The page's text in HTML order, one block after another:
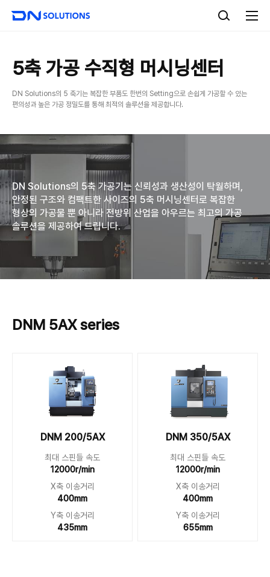
D
N
u
t
i
o
n
전
5축 가공 수직형 머시닝센터
DN Solutions의 5 축기는 복잡한 부품도 한번의 Setting으로 손쉽게 가공할 수 있는
편의성과 높은 가공 정밀도를 통해 최적의 솔루션을 제공합니다.
DN Solutions의 5축 가공기는 신뢰성과 생산성이 탁월하며,
안정된 구조와 컴팩트한 사이즈의 5축 머시닝센터로 복잡한
형상의 가공물 뿐 아니라 전방위 산업을 아우르는 최고의 가공
솔루션을 제공하여 드립니다.
DNM 5AX series
DNM 200/5AX
최대 스핀들 속도
12000r/min
X축 이송거리
400mm
Y축 이송거리
435mm
DNM 350/5AX
최대 스핀들 속도
12000r/min
X축 이송거리
400mm
Y축 이송거리
655mm